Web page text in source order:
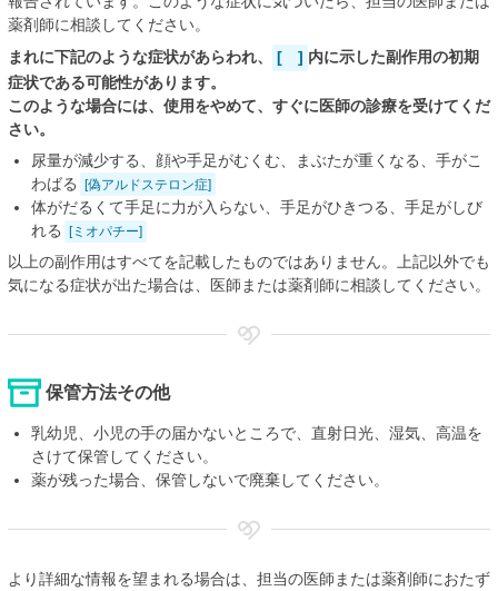
薬剤師に相談してください。
まれに下記のような症状があらわれ、
[ ] 内に示した副作用の初期
症状である可能性があります。
このような場合には、使用をやめて、すぐに医師の診療を受けてくだ
さい。
尿量が減少する、顔や手足がむくむ、まぶたが重くなる、手がこ
わばる [偽アルドステロン症]
体がだるくて手足に力が入らない、手足がひきつる、手足がしび
れる [ミオパチー]
以上の副作用はすべてを記載したものではありません。上記以外でも
気になる症状が出た場合は、医師または薬剤師に相談してください。
保管方法その他
乳幼児、小児の手の届かないところで、直射日光、湿気、高温を
さけて保管してください。
薬が残った場合、保管しないで廃棄してください。
より詳細な情報を望まれる場合は、担当の医師または薬剤師におたず